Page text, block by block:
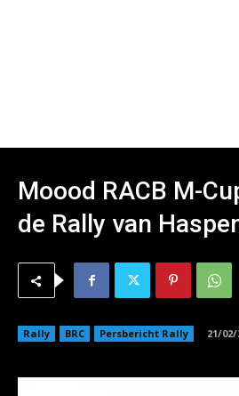
Moood RACB M-
de Rally van
Rally BRC Persbericht Rally 21/02/